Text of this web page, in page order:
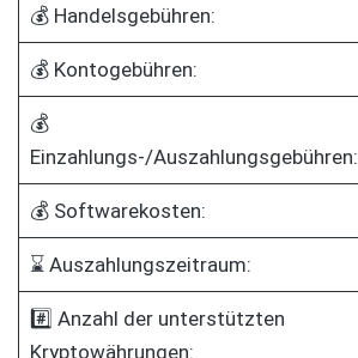
💰 Handelsgebühren:
💰 Kontogebühren:
💰
Einzahlungs-/Auszahlungsgebühren:
💰 Softwarekosten:
⌛ Auszahlungszeitraum:
#️⃣ Anzahl der unterstützten
Kryptowährungen: